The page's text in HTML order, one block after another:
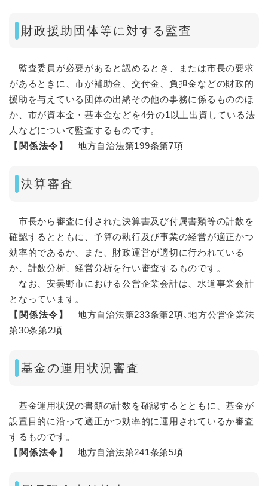
財政援助団体等に対する監査
監査委員が必要があると認めるとき、または市長の要求
があるときに、市が補助金、交付金、負担金などの財政的
援助を与えている団体の出納その他の事務に係るもののほ
か、市が資本金・基本金などを4分の1以上出資している法
人などについて監査するものです。
【関係法令】
地方自治法第199条第7項
決算審査
市長から審査に付された決算書及び付属書類等の計数を
確認するとともに、予算の執行及び事業の経営が適正かつ
効率的であるか、また、財政運営が適切に行われている
か、計数分析、経営分析を行い審査するものです。
なお、安曇野市における公営企業会計は、水道事業会計
となっています。
【関係法令】
地方自治法第233条第2項､地方公営企業法
第30条第2項
基金の運用状況審査
基金運用状況の書類の計数を確認するとともに、基金が
設置目的に沿って適正かつ効率的に運用されているか審査
するものです。
【関係法令】
地方自治法第241条第5項